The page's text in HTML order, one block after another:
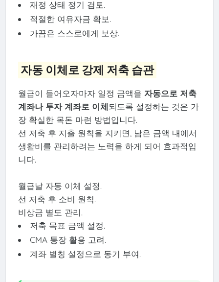
재정 상태 정기 검토.
적절한 여유자금 확보.
가끔은 스스로에게 보상.
자동 이체로 강제 저축 습관
월급이 들어오자마자 일정 금액을 자동으로 저축
계좌나 투자 계좌로 이체되도록 설정하는 것은 가
장 확실한 목돈 마련 방법입니다.
선 저축 후 지출 원칙을 지키면, 남은 금액 내에서
생활비를 관리하려는 노력을 하게 되어 효과적입
니다.
월급날 자동 이체 설정.
선 저축 후 소비 원칙.
비상금 별도 관리.
저축 목표 금액 설정.
CMA 통장 활용 고려.
계좌 별칭 설정으로 동기 부여.